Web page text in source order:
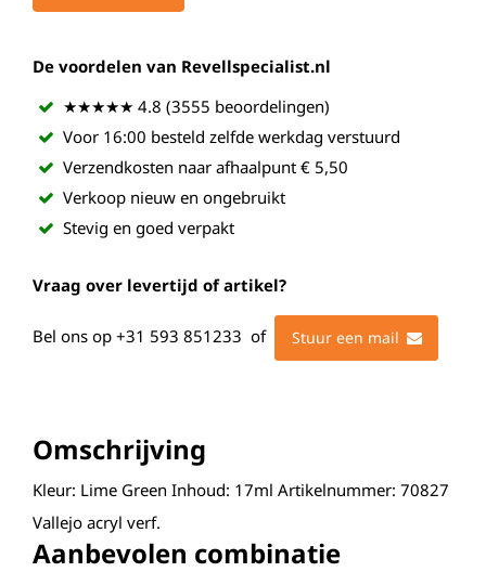
De voordelen van Revellspecialist.nl
★★★★★ 4.8 (3555 beoordelingen)
Voor 16:00 besteld zelfde werkdag verstuurd
Verzendkosten naar afhaalpunt € 5,50
Verkoop nieuw en ongebruikt
Stevig en goed verpakt
Vraag over levertijd of artikel?
Bel ons op +31 593 851233 of Stuur een mail
Omschrijving
Kleur: Lime Green Inhoud: 17ml Artikelnummer: 70827
Vallejo acryl verf.
Aanbevolen combinatie